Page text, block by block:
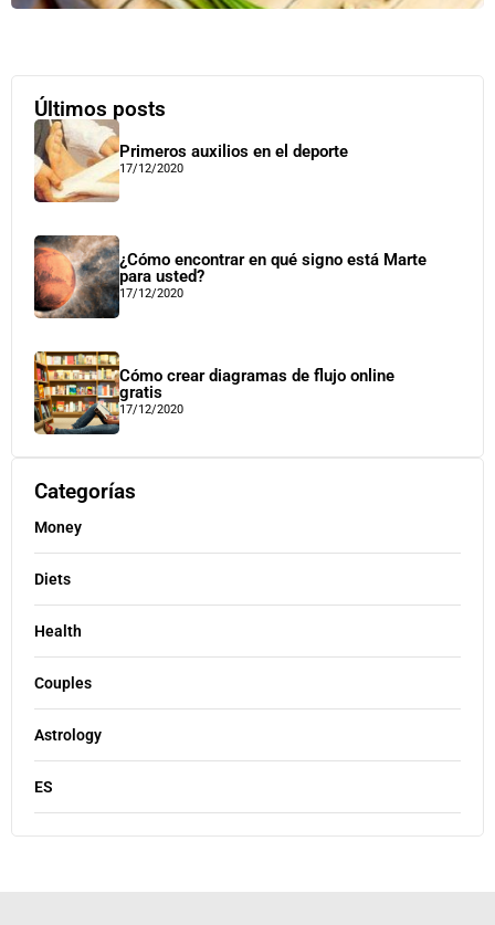
Últimos posts
Primeros auxilios en el deporte
17/12/2020
¿Cómo encontrar en qué signo está Marte
para usted?
17/12/2020
Cómo crear diagramas de flujo online
gratis
17/12/2020
Categorías
Money
Diets
Health
Couples
Astrology
ES